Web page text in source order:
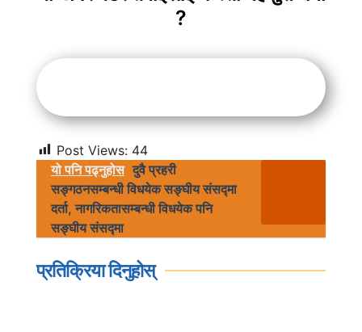
?
Post Views: 44
यो पनि पढ्नुहोस दुवै प्रहरी
सङ्गठनसम्बन्धी विधयेक सङ्घीय संसद्मा
दर्ता, नागरिकतासम्बन्धी विधयेक पनि
सङ्घीय संसद्मा
प्रतिक्रिया दिनुहोस्